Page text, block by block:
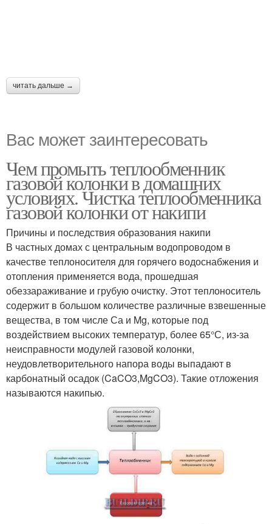
читать дальше →
Вас может заинтересовать
Чем промыть теплообменник
газовой колонки в домашних
условиях. Чистка теплообменника
газовой колонки от накипи
Причины и последствия образования накипи
В частных домах с центральным водопроводом в
качестве теплоносителя для горячего водоснабжения и
отопления применяется вода, прошедшая
обеззараживание и грубую очистку. Этот теплоноситель
содержит в большом количестве различные взвешенные
вещества, в том числе Са и Mg, которые под
воздействием высоких температур, более 65°С, из-за
неисправности модулей газовой колонки,
неудовлетворительного напора воды выпадают в
карбонатный осадок (CaCO3,MgCO3). Такие отложения
называются накипью.